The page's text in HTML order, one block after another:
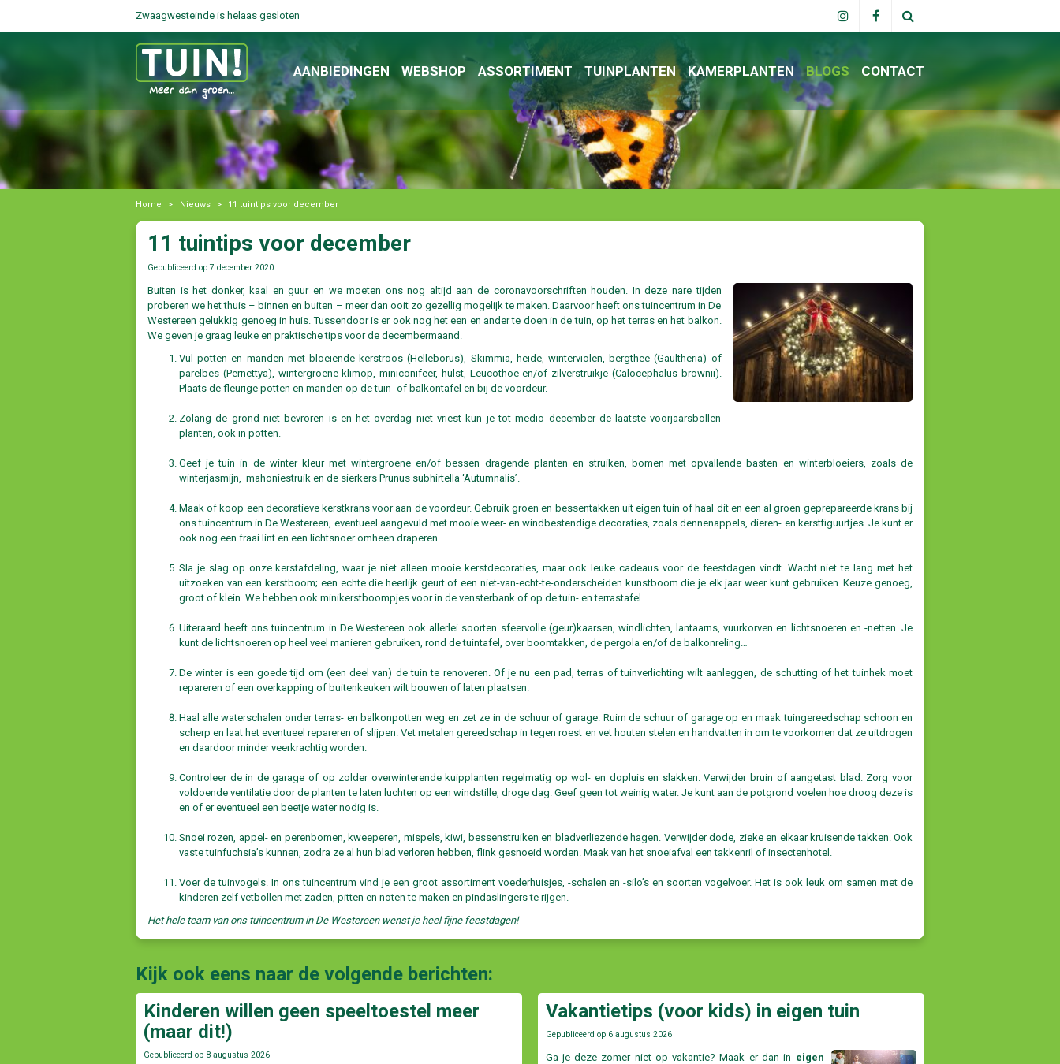
Home > Nieuws > 11 tuintips voor december
Zwaagwesteinde is helaas gesloten
AANBIEDINGEN WEBSHOP ASSORTIMENT TUINPLANTEN KAMERPLANTEN BLOGS CONTACT
11 tuintips voor december
Gepubliceerd op 7 december 2020
Buiten is het donker, kaal en guur en we moeten ons nog altijd aan de coronavoorschriften houden. In deze nare tijden
proberen we het thuis – binnen en buiten – meer dan ooit zo gezellig mogelijk te maken. Daarvoor heeft ons tuincentrum in De
Westereen gelukkig genoeg in huis. Tussendoor is er ook nog het een en ander te doen in de tuin, op het terras en het balkon.
We geven je graag leuke en praktische tips voor de decembermaand.
Vul potten en manden met bloeiende kerstroos (Helleborus), Skimmia, heide, winterviolen, bergthee (Gaultheria) of
parelbes (Pernettya), wintergroene klimop, miniconifeer, hulst, Leucothoe en/of zilverstruikje (Calocephalus brownii).
Plaats de fleurige potten en manden op de tuin- of balkontafel en bij de voordeur.
Zolang de grond niet bevroren is en het overdag niet vriest kun je tot medio december de laatste voorjaarsbollen
planten, ook in potten.
Geef je tuin in de winter kleur met wintergroene en/of bessen dragende planten en struiken, bomen met opvallende basten en winterbloeiers, zoals de
winterjasmijn, mahoniestruik en de sierkers Prunus subhirtella ‘Autumnalis’.
Maak of koop een decoratieve kerstkrans voor aan de voordeur. Gebruik groen en bessentakken uit eigen tuin of haal dit en een al groen geprepareerde krans bij
ons tuincentrum in De Westereen, eventueel aangevuld met mooie weer- en windbestendige decoraties, zoals dennenappels, dieren- en kerstfiguurtjes. Je kunt er
ook nog een fraai lint en een lichtsnoer omheen draperen.
Sla je slag op onze kerstafdeling, waar je niet alleen mooie kerstdecoraties, maar ook leuke cadeaus voor de feestdagen vindt. Wacht niet te lang met het
uitzoeken van een kerstboom; een echte die heerlijk geurt of een niet-van-echt-te-onderscheiden kunstboom die je elk jaar weer kunt gebruiken. Keuze genoeg,
groot of klein. We hebben ook minikerstboompjes voor in de vensterbank of op de tuin- en terrastafel.
Uiteraard heeft ons tuincentrum in De Westereen ook allerlei soorten sfeervolle (geur)kaarsen, windlichten, lantaarns, vuurkorven en lichtsnoeren en -netten. Je
kunt de lichtsnoeren op heel veel manieren gebruiken, rond de tuintafel, over boomtakken, de pergola en/of de balkonreling…
De winter is een goede tijd om (een deel van) de tuin te renoveren. Of je nu een pad, terras of tuinverlichting wilt aanleggen, de schutting of het tuinhek moet
repareren of een overkapping of buitenkeuken wilt bouwen of laten plaatsen.
Haal alle waterschalen onder terras- en balkonpotten weg en zet ze in de schuur of garage. Ruim de schuur of garage op en maak tuingereedschap schoon en
scherp en laat het eventueel repareren of slijpen. Vet metalen gereedschap in tegen roest en vet houten stelen en handvatten in om te voorkomen dat ze uitdrogen
en daardoor minder veerkrachtig worden.
Controleer de in de garage of op zolder overwinterende kuipplanten regelmatig op wol- en dopluis en slakken. Verwijder bruin of aangetast blad. Zorg voor
voldoende ventilatie door de planten te laten luchten op een windstille, droge dag. Geef geen tot weinig water. Je kunt aan de potgrond voelen hoe droog deze is
en of er eventueel een beetje water nodig is.
Snoei rozen, appel- en perenbomen, kweeperen, mispels, kiwi, bessenstruiken en bladverliezende hagen. Verwijder dode, zieke en elkaar kruisende takken. Ook
vaste tuinfuchsia’s kunnen, zodra ze al hun blad verloren hebben, flink gesnoeid worden. Maak van het snoeiafval een takkenril of insectenhotel.
Voer de tuinvogels. In ons tuincentrum vind je een groot assortiment voederhuisjes, -schalen en -silo’s en soorten vogelvoer. Het is ook leuk om samen met de
kinderen zelf vetbollen met zaden, pitten en noten te maken en pindaslingers te rijgen.
Het hele team van ons tuincentrum in De Westereen wenst je heel fijne feestdagen!
Kijk ook eens naar de volgende berichten:
Kinderen willen geen speeltoestel meer
(maar dit!)
Gepubliceerd op 8 augustus 2026
Vakantietips (voor kids) in eigen tuin
Gepubliceerd op 6 augustus 2026
Ga je deze zomer niet op vakantie? Maak er dan in eigen